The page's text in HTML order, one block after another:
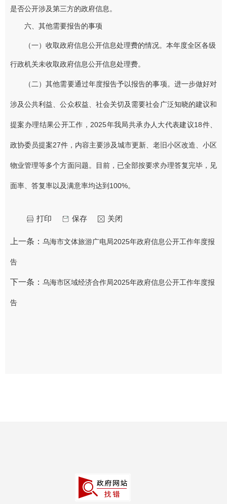
是否公开涉及第三方的政府信息。
六、其他需要报告的事项
（一）收取政府信息公开信息处理费的情况。本年度全区各级
行政机关未收取政府信息公开信息处理费。
（二）其他需要通过年度报告予以报告的事项。进一步做好对
涉及公共利益、公众权益、社会关切及需要社会广泛知晓的建议和
提案办理结果公开工作，2025年我局共承办人大代表建议18件、
政协委员提案27件，内容主要涉及城市更新、老旧小区改造、小区
物业管理等多个方面问题。目前，已全部按要求办理答复完毕，见
面率、答复率以及满意率均达到100%。
关闭
保存
打印
上一条： 乌海市文体旅游广电局2025年政府信息公开工作年度报
告
下一条： 乌海市区域经济合作局2025年政府信息公开工作年度报
告